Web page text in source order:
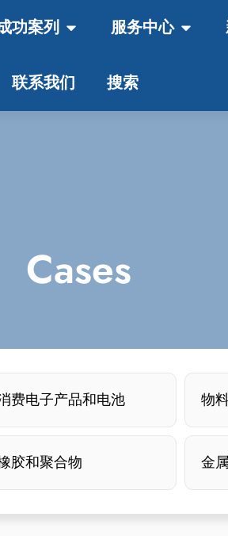
功案列 服务中心
联系我们 搜索
Cases
费电子产品和电池 物
胶和聚合物 金